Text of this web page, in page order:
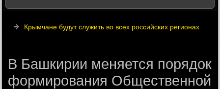
Крымчане будут служить во всех российских регионах
В Башкирии меняется порядок
формирования Общественной